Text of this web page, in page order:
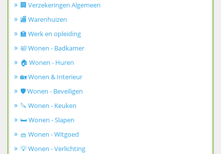
🏢 Verzekeringen Algemeen
🏬 Warenhuizen
🏫 Werk en opleiding
🛀 Wonen - Badkamer
🏠 Wonen - Huren
🏡 Wonen & Interieur
🛡️ Wonen - Beveiligen
🔪 Wonen - Keuken
🛏️ Wonen - Slapen
🧺 Wonen - Witgoed
💡 Wonen - Verlichting